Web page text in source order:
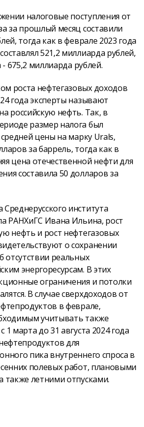
налоговые поступления от
за прошлый месяц составили
тогда как в феврале 2023 года
521,2 миллиарда рублей,
675,2 миллиарда рублей.
роста нефтегазовых доходов
года эксперты называют
российскую нефть. Так, в
размер налога был
средней цены на марку Urals,
за баррель, тогда как в
цена отечественной нефти для
составила 50 долларов за
института
РАНХиГС Ивана Ильина, рост
нефть и рост нефтегазовых
о сохранении
отсутствии реальных
энергоресурсам. В этих
ограничения и потолки
В случае сверхдоходов от
в феврале,
учитывать также
1 марта до 31 августа 2024 года
для
пика внутреннего спроса в
полевых работ, плановыми
летними отпусками.